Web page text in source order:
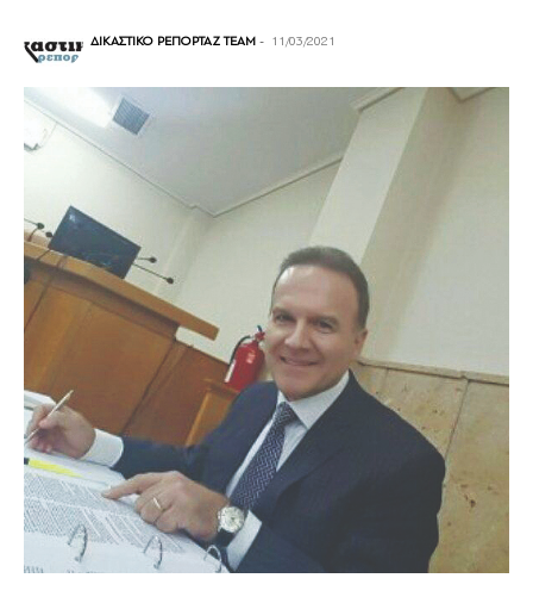
ΔΙΚΑΣΤΙΚΟ ΡΕΠΟΡΤΑΖ TEAM - 11/03/2021